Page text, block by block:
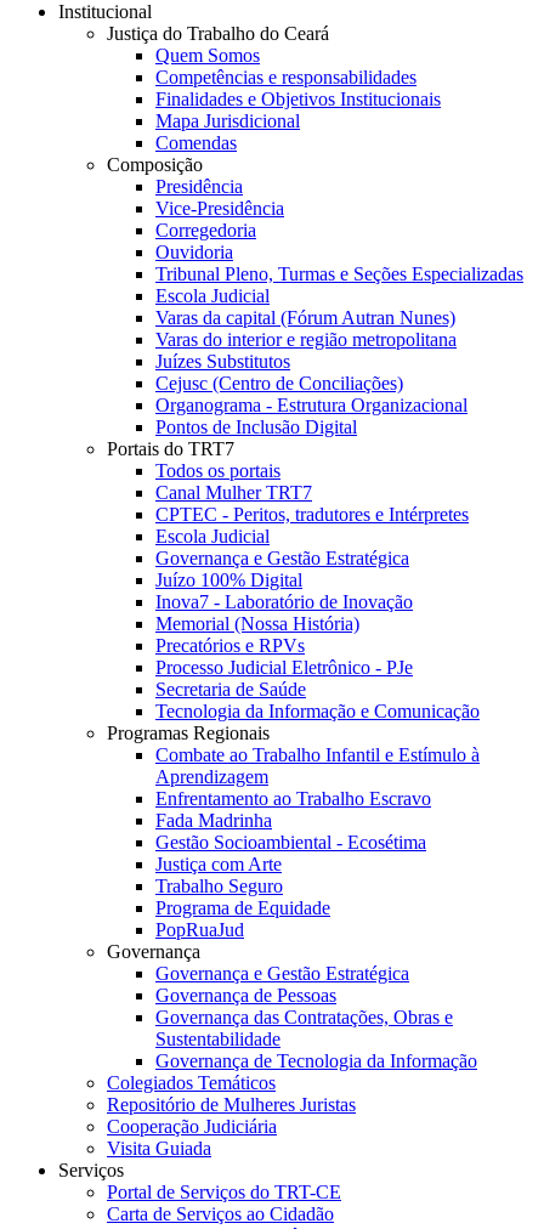
Institucional
Justiça do Trabalho do Ceará
Quem Somos
Competências e responsabilidades
Finalidades e Objetivos Institucionais
Mapa Jurisdicional
Comendas
Composição
Presidência
Vice-Presidência
Corregedoria
Ouvidoria
Tribunal Pleno, Turmas e Seções Especializadas
Escola Judicial
Varas da capital (Fórum Autran Nunes)
Varas do interior e região metropolitana
Juízes Substitutos
Cejusc (Centro de Conciliações)
Organograma - Estrutura Organizacional
Pontos de Inclusão Digital
Portais do TRT7
Todos os portais
Canal Mulher TRT7
CPTEC - Peritos, tradutores e Intérpretes
Escola Judicial
Governança e Gestão Estratégica
Juízo 100% Digital
Inova7 - Laboratório de Inovação
Memorial (Nossa História)
Precatórios e RPVs
Processo Judicial Eletrônico - PJe
Secretaria de Saúde
Tecnologia da Informação e Comunicação
Programas Regionais
Combate ao Trabalho Infantil e Estímulo à
Aprendizagem
Enfrentamento ao Trabalho Escravo
Fada Madrinha
Gestão Socioambiental - Ecosétima
Justiça com Arte
Trabalho Seguro
Programa de Equidade
PopRuaJud
Governança
Governança e Gestão Estratégica
Governança de Pessoas
Governança das Contratações, Obras e
Sustentabilidade
Governança de Tecnologia da Informação
Colegiados Temáticos
Repositório de Mulheres Juristas
Cooperação Judiciária
Visita Guiada
Serviços
Portal de Serviços do TRT-CE
Carta de Serviços ao Cidadão